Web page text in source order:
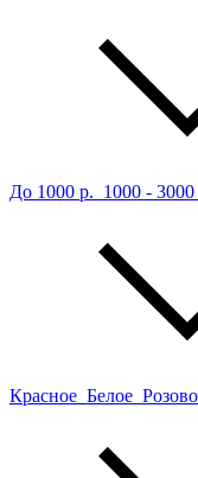
До 1000 р. 1000 - 3000
Красное Белое